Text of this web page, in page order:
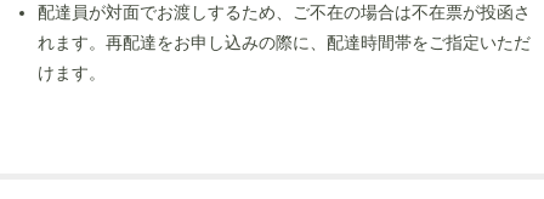
配達員が対面でお渡しするため、ご不在の場合は不在票が投函さ
れます。再配達をお申し込みの際に、配達時間帯をご指定いただ
けます。